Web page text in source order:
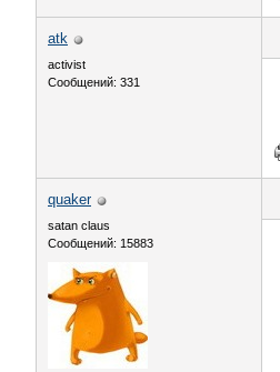
atk
activist
Сообщений: 331
quaker
satan claus
Сообщений: 15883